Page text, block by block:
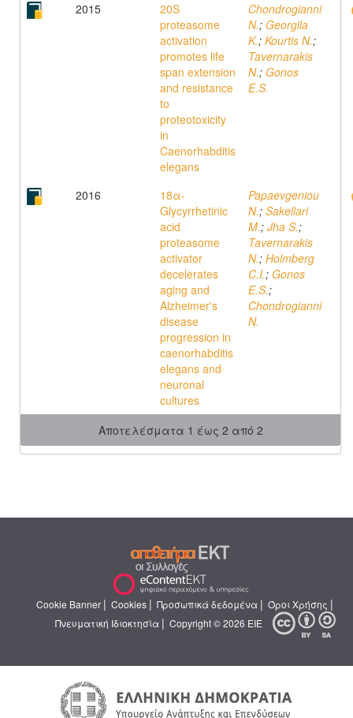
2015
20S
proteasome
activation
promotes life
span extension
and resistance
to
proteotoxicity
in
Caenorhabditis
elegans
Chondrogianni
N.; Georgila
K.; Kourtis N.;
Tavernarakis
N.; Gonos
E.S.
2016
18α-
Glycyrrhetinic
acid
proteasome
activator
decelerates
aging and
Alzheimer's
disease
progression in
caenorhabditis
elegans and
neuronal
cultures
Papaevgeniou
N.; Sakellari
M.; Jha S.;
Tavernarakis
N.; Holmberg
C.I.; Gonos
E.S.;
Chondrogianni
N.
Αποτελέσματα 1 έως 2 από 2
Cookie Banner | Cookies | Προσωπικά δεδομένα | Όροι Χρήσης |
Πνευματική Ιδιοκτησία | Copyright © 2026 ΕΙΕ